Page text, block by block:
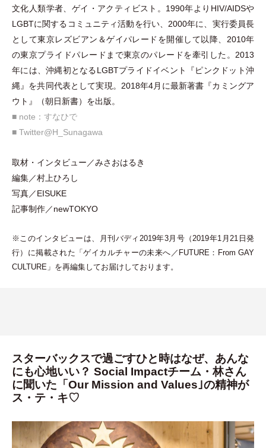
文化人類学者、ゲイ ・ アクティビスト。1990年よりHIV/AIDSや
LGBTに関するコミュニティ活動を行い、2000年に、実行委員長
として東京レズビアン＆ゲイパレードを開催して以降、2010年
の東京プライドパレードまで東京のパレードを牽引した。2013
年には、沖縄初となるLGBTプライドイベント『ピンクドット沖
縄』を共同代表として実現。2018年4月に最新著書『カミングア
ウト』
（朝日新書） を出版。
■ note：すなひで
■ Twitter@H_Sunagawa
取材 ・ インタビュー／みさおはるき
編集／村上ひろし
写真／EISUKE
記事制作／newTOKYO
※このインタビューは、月刊バディ2019年3月号 （ 2019年1月21日発
行） に掲載された 「ゲイカルチャーの未来へ／FUTURE：From GAY
CULTURE 」 を再編集してお届けしております。
スターバックスで過ごすひと時はなぜ、あんな
にも心地いい？ Social Impactチーム・林さん
に聞いた「Our Mission and Values｣の精神が
ス・テ・キ♡